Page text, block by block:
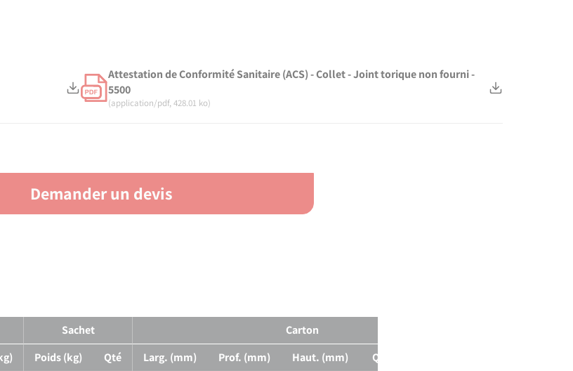
Attestation de Conformité Sanitaire (ACS) - Collet - Joint torique non fourni -
5500
(application/pdf, 428.01 ko)
Demander un devis
Sachet
Carton
Poids (kg) Qté Larg. (mm) Prof. (mm) Haut. (mm) Qté